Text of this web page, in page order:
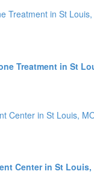
Treatment in St
Center in St Louis,